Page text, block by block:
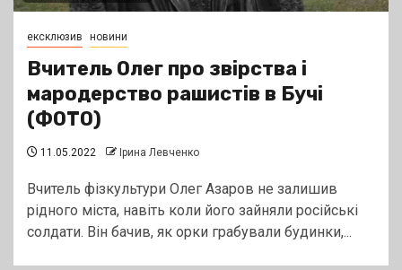
ексклюзив новини
Вчитель Олег про звірства і
мародерство рашистів в Бучі
(ФОТО)
11.05.2022 Ірина Левченко
Вчитель фізкультури Олег Азаров не залишив
рідного міста, навіть коли його зайняли російські
солдати. Він бачив, як орки грабували будинки,...